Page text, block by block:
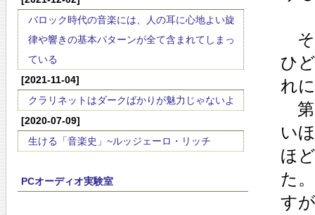
バロック時代の音楽には、人の耳に心地よい旋
律や響きの基本パターンが全て含まれてしまっ
ている
[2021-11-04]
クラリネットはダークばかりが魅力じゃないよ
[2020-07-09]
生ける「音楽史」~ルッジェーロ・リッチ
PCオーディオ実験室
そ
ひ
れ
第
い
ほ
た
す